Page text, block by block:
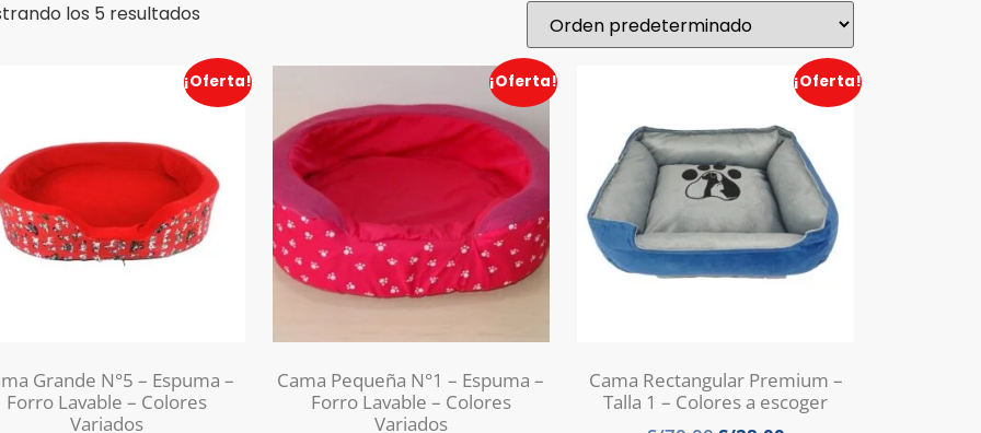
los 5 resultados
¡Oferta!
Grande N°5 – Espuma –
Forro Lavable – Colores
Variados
¡Oferta!
Cama Pequeña N°1 – Espuma –
Forro Lavable – Colores
Variados
¡Oferta!
Cama Rectangular Premium –
Talla 1 – Colores a escoger